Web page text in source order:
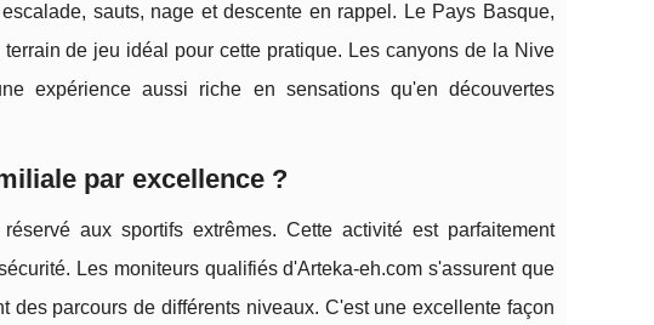
sauts, nage et descente en rappel. Le Pays Basque,
de jeu idéal pour cette pratique. Les canyons de la Nive
expérience aussi riche en sensations qu'en découvertes
par excellence ?
aux sportifs extrêmes. Cette activité est parfaitement
Les moniteurs qualifiés d'Arteka-eh.com s'assurent que
des parcours de différents niveaux. C'est une excellente façon